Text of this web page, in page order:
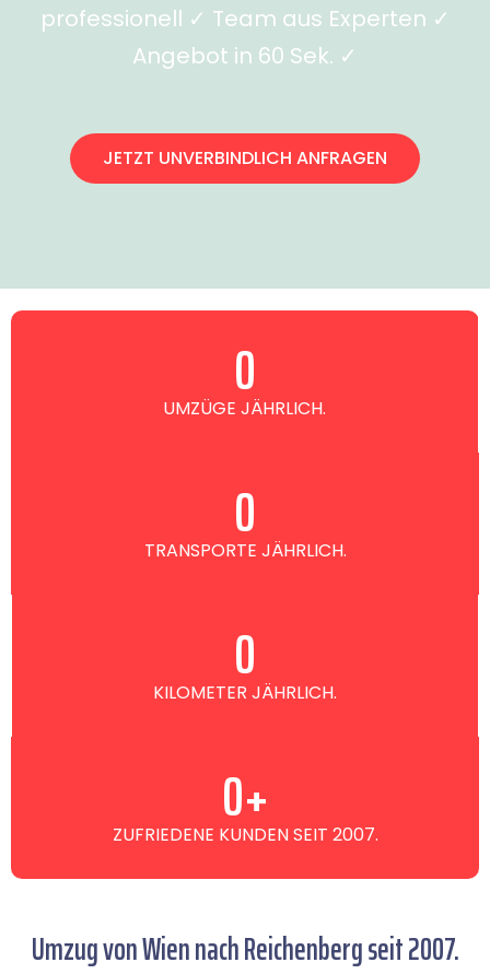
professionell ✓ Team aus Experten ✓
Angebot in 60 Sek. ✓
JETZT UNVERBINDLICH ANFRAGEN
UMZÜGE JÄHRLICH.
0
TRANSPORTE JÄHRLICH.
0
KILOMETER JÄHRLICH.
0
ZUFRIEDENE KUNDEN SEIT 2007.
0+
Umzug von Wien nach Reichenberg seit 2007.